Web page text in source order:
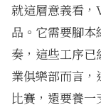
就這層意義看
品。它需要腳
奏，這些工序
業俱樂部而言
比賽，還要養一